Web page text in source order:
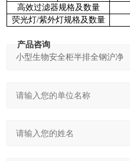
高效过滤器规格及数量
荧光灯/紫外灯规格及数量
产品咨询